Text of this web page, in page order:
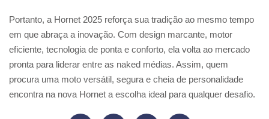
Portanto, a Hornet 2025 reforça sua tradição ao mesmo tempo
em que abraça a inovação. Com design marcante, motor
eficiente, tecnologia de ponta e conforto, ela volta ao mercado
pronta para liderar entre as naked médias. Assim, quem
procura uma moto versátil, segura e cheia de personalidade
encontra na nova Hornet a escolha ideal para qualquer desafio.